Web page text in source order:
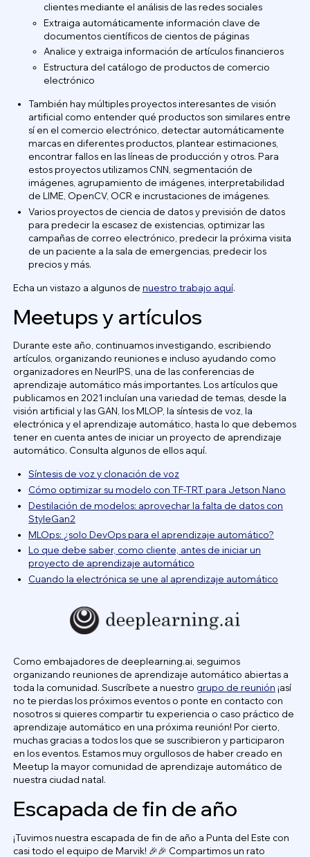
clientes mediante el análisis de las redes sociales
Extraiga automáticamente información clave de
documentos científicos de cientos de páginas
Analice y extraiga información de artículos financieros
Estructura del catálogo de productos de comercio
electrónico
También hay múltiples proyectos interesantes de visión
artificial como entender qué productos son similares entre
sí en el comercio electrónico, detectar automáticamente
marcas en diferentes productos, plantear estimaciones,
encontrar fallos en las líneas de producción y otros. Para
estos proyectos utilizamos CNN, segmentación de
imágenes, agrupamiento de imágenes, interpretabilidad
de LIME, OpenCV, OCR e incrustaciones de imágenes.
Varios proyectos de ciencia de datos y previsión de datos
para predecir la escasez de existencias, optimizar las
campañas de correo electrónico, predecir la próxima visita
de un paciente a la sala de emergencias, predecir los
precios y más.
Echa un vistazo a algunos de nuestro trabajo aquí.
Meetups y artículos
Durante este año, continuamos investigando, escribiendo
artículos, organizando reuniones e incluso ayudando como
organizadores en NeurIPS, una de las conferencias de
aprendizaje automático más importantes. Los artículos que
publicamos en 2021 incluían una variedad de temas, desde la
visión artificial y las GAN, los MLOP, la síntesis de voz, la
electrónica y el aprendizaje automático, hasta lo que debemos
tener en cuenta antes de iniciar un proyecto de aprendizaje
automático. Consulta algunos de ellos aquí.
Síntesis de voz y clonación de voz
Cómo optimizar su modelo con TF-TRT para Jetson Nano
Destilación de modelos: aprovechar la falta de datos con
StyleGan2
MLOps: ¿solo DevOps para el aprendizaje automático?
Lo que debe saber, como cliente, antes de iniciar un
proyecto de aprendizaje automático
Cuando la electrónica se une al aprendizaje automático
Como embajadores de deeplearning.ai, seguimos
organizando reuniones de aprendizaje automático abiertas a
toda la comunidad. Suscríbete a nuestro grupo de reunión ¡así
no te pierdas los próximos eventos o ponte en contacto con
nosotros si quieres compartir tu experiencia o caso práctico de
aprendizaje automático en una próxima reunión! Por cierto,
muchas gracias a todos los que se suscribieron y participaron
en los eventos. Estamos muy orgullosos de haber creado en
Meetup la mayor comunidad de aprendizaje automático de
nuestra ciudad natal.
Escapada de fin de año
¡Tuvimos nuestra escapada de fin de año a Punta del Este con
casi todo el equipo de Marvik! 🎉🎉 Compartimos un rato